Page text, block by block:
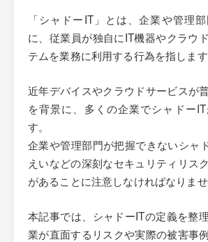
「シャドーIT」とは、企業や管理
に、従業員が独自にIT機器やクラウ
テムを業務に利用する行為を指します
近年デバイスやクラウドサービスが
を背景に、多くの企業でシャドー
す。
企業や管理部門が把握できないシャ
えいなどの深刻なセキュリティリス
があることに注意しなければなりませ
本記事では、シャドーITの定義を整
業が直面するリスクや実際の被害事